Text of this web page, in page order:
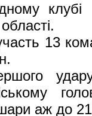
клубі
13
аж до